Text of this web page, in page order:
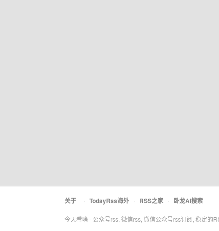
关于 · TodayRss海外 · RSS之家 · 卧龙AI搜索
今天看啥 - 公众号rss, 微信rss, 微信公众号rss订阅, 稳定的